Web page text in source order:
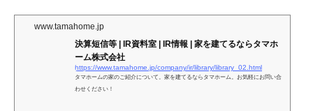
www.tamahome.jp
決算短信等 | IR資料室 | IR情報 | 家を建てるならタマホ
ーム株式会社
https://www.tamahome.jp/company/ir/library/library_02.html
タマホームの家のご紹介について。家を建てるならタマホーム。お気軽にお問い合
わせください！